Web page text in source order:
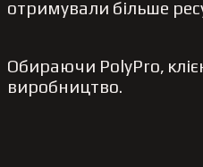
отримували більше
Обираючи PolyPro,
виробництво.